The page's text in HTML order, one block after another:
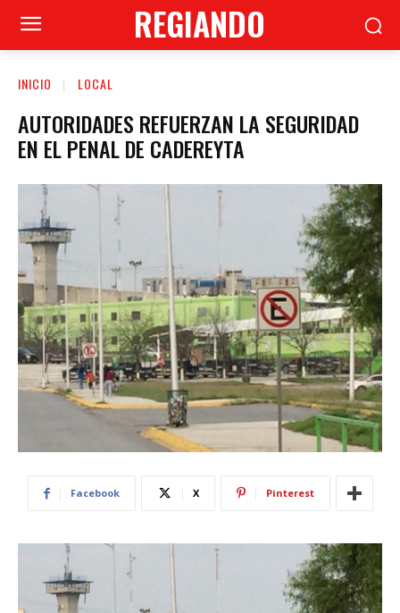
REGIANDO
INICIO LOCAL
AUTORIDADES REFUERZAN LA SEGURIDAD
EN EL PENAL DE CADEREYTA
Facebook X Pinterest